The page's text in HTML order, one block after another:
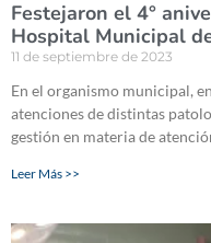
Festejaron el 4°
Hospital Municipal
11 de septiembre de 2023
En el organismo municipal,
atenciones de distintas
gestión en materia de
Leer Más >>